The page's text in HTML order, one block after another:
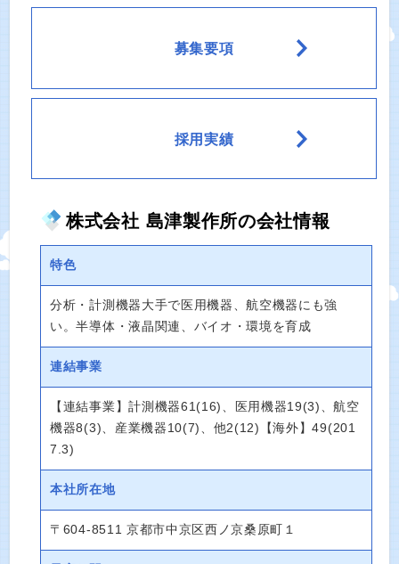
募集要項
採用実績
株式会社 島津製作所の会社情報
特色
分析・計測機器大手で医用機器、航空機器にも強
い。半導体・液晶関連、バイオ・環境を育成
連結事業
【連結事業】計測機器61(16)、医用機器19(3)、航空
機器8(3)、産業機器10(7)、他2(12)【海外】49(201
7.3)
本社所在地
〒604-8511 京都市中京区西ノ京桑原町１